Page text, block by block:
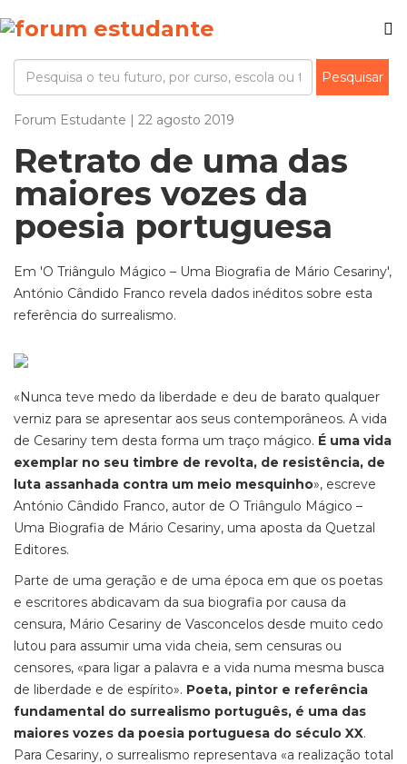
Forum Estudante | 22 agosto 2019
Retrato de uma das
maiores vozes da
poesia portuguesa
Em 'O Triângulo Mágico – Uma Biografia de Mário Cesariny',
António Cândido Franco revela dados inéditos sobre esta
referência do surrealismo.
«Nunca teve medo da liberdade e deu de barato qualquer
verniz para se apresentar aos seus contemporâneos. A vida
de Cesariny tem desta forma um traço mágico. É uma vida
exemplar no seu timbre de revolta, de resistência, de
luta assanhada contra um meio mesquinho», escreve
António Cândido Franco, autor de O Triângulo Mágico –
Uma Biografia de Mário Cesariny, uma aposta da Quetzal
Editores.
Parte de uma geração e de uma época em que os poetas
e escritores abdicavam da sua biografia por causa da
censura, Mário Cesariny de Vasconcelos desde muito cedo
lutou para assumir uma vida cheia, sem censuras ou
censores, «para ligar a palavra e a vida numa mesma busca
de liberdade e de espírito». Poeta, pintor e referência
fundamental do surrealismo português, é uma das
maiores vozes da poesia portuguesa do século XX.
Para Cesariny, o surrealismo representava «a realização total